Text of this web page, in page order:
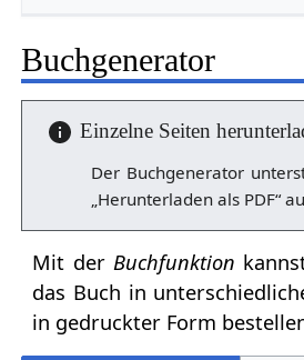
Buchgenerator
Einzelne Seiten
Der Buchgenerator
„Herunterladen als PDF“
Mit derBuchfunktion
das Buch in
in gedruckter Form